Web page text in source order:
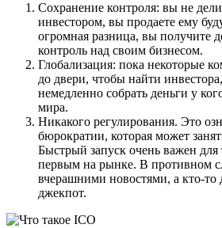
Сохранение контроля: вы не
инвестором, вы продаете ему
огромная разница, вы получите
контроль над своим бизнесом.
Глобализация: пока некоторые
до двери, чтобы найти
немедленно собрать деньги у
мира.
Никакого регулирования. Это
бюрократии, которая может
Быстрый запуск очень важен
первым на рынке. В противном
вчерашними новостями, а кто-то
джекпот.